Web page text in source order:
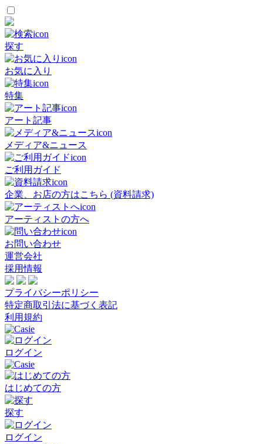
探す
お気に入り
特集
アート記事
メディア&ニュース
ご利用ガイド
企業、お店の方はこちら (資料請求)
アーティストの方へ
お問い合わせ
運営会社
採用情報
プライバシーポリシー
特定商取引法に基づく表記
利用規約
ログイン
はじめての方
探す
ログイン